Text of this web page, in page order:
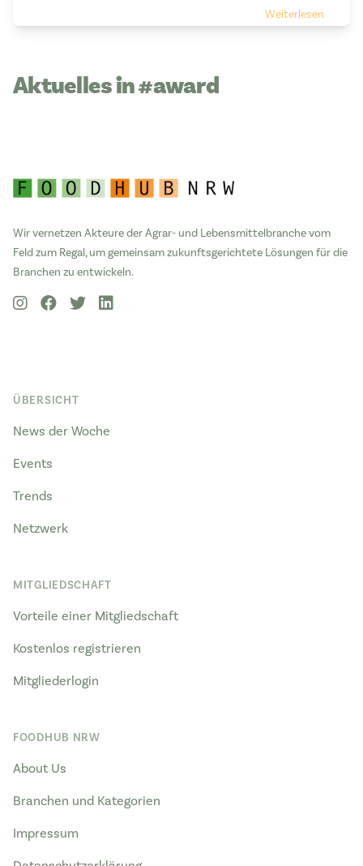
Weiterlesen
Aktuelles in #award
Wir vernetzen Akteure der Agrar- und Lebensmittelbranche vom
Feld zum Regal, um gemeinsam zukunftsgerichtete Lösungen für die
Branchen zu entwickeln.
ÜBERSICHT
News der Woche
Events
Trends
Netzwerk
MITGLIEDSCHAFT
Vorteile einer Mitgliedschaft
Kostenlos registrieren
Mitgliederlogin
FOODHUB NRW
About Us
Branchen und Kategorien
Impressum